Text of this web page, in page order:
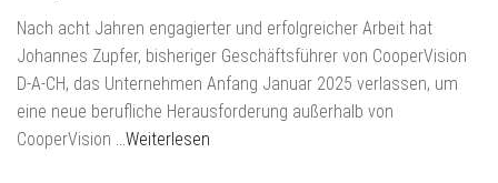
Nach acht Jahren engagierter und erfolgreicher Arbeit hat
Johannes Zupfer, bisheriger Geschäftsführer von CooperVision
D-A-CH, das Unternehmen Anfang Januar 2025 verlassen, um
eine neue berufliche Herausforderung außerhalb von
CooperVision
…Weiterlesen